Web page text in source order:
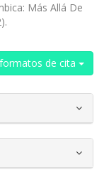
Más Allá De
de cita